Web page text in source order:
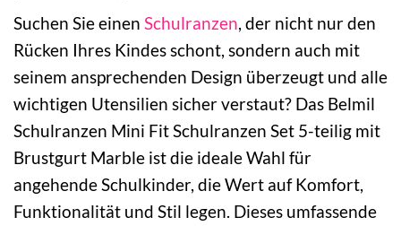
Suchen Sie einen Schulranzen, der nicht nur den
Rücken Ihres Kindes schont, sondern auch mit
seinem ansprechenden Design überzeugt und alle
wichtigen Utensilien sicher verstaut? Das Belmil
Schulranzen Mini Fit Schulranzen Set 5-teilig mit
Brustgurt Marble ist die ideale Wahl für
angehende Schulkinder, die Wert auf Komfort,
Funktionalität und Stil legen. Dieses umfassende